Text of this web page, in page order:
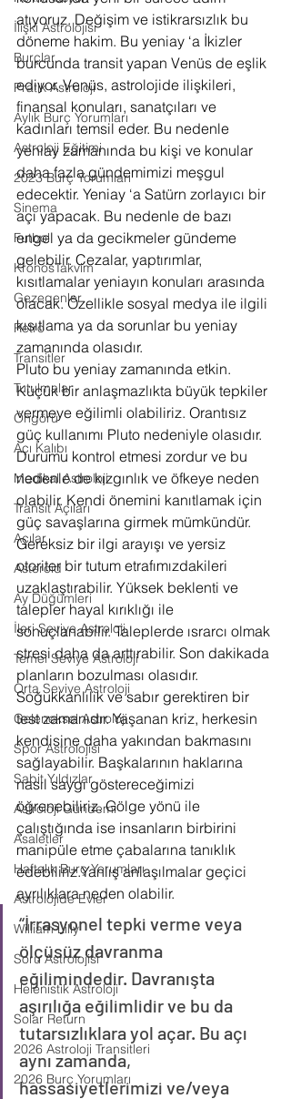
İlişki Astrolojisi
Burçlar
Pratik Astroloji
Aylık Burç Yorumları
Astroloji Eğitimi
2023 Burç Yorumları
Sinema
Futbol
KronosTakvim
Gezegenler
Retro
Transitler
Tutulmalar
Öngörü
Açı Kalıbı
Medikal Astroloji
Transit Açıları
Açılar
Asteroid
Ay Düğümleri
İleri Seviye Astroloji
Temel Seviye Astroloji
Orta Seviye Astroloji
Geleneksel Astroloji
Spor Astrolojisi
Sabit Yıldızlar
Astroloji Gündemi
Asaletler
Haftalık Burç Yorumları
Astrolojide Evler
William Lilly
Soru Astrolojisi
Helenistik Astroloji
Solar Return
2026 Astroloji Transitleri
2026 Burç Yorumları
atıyoruz. Değişim ve istikrarsızlık bu
döneme hakim. Bu yeniay ‘a İkizler
burcunda transit yapan Venüs de eşlik
ediyor. Venüs, astrolojide ilişkileri,
finansal konuları, sanatçıları ve
kadınları temsil eder. Bu nedenle
yeniay zamanında bu kişi ve konular
daha fazla gündemimizi meşgul
edecektir. Yeniay ‘a Satürn zorlayıcı bir
açı yapacak. Bu nedenle de bazı
engel ya da gecikmeler gündeme
gelebilir. Cezalar, yaptırımlar,
kısıtlamalar yeniayın konuları arasında
olacak. Özellikle sosyal medya ile ilgili
kısıtlama ya da sorunlar bu yeniay
zamanında olasıdır.
Pluto bu yeniay zamanında etkin.
Küçük bir anlaşmazlıkta büyük tepkiler
vermeye eğilimli olabiliriz. Orantısız
güç kullanımı Pluto nedeniyle olasıdır.
Durumu kontrol etmesi zordur ve bu
nedenle de kızgınlık ve öfkeye neden
olabilir. Kendi önemini kanıtlamak için
güç savaşlarına girmek mümkündür.
Gereksiz bir ilgi arayışı ve yersiz
otoriter bir tutum etrafımızdakileri
uzaklaştırabilir. Yüksek beklenti ve
talepler hayal kırıklığı ile
sonuçlanabilir. Taleplerde ısrarcı olmak
stresi daha da arttırabilir. Son dakikada
planların bozulması olasıdır.
Soğukkanlılık ve sabır gerektiren bir
test zamanıdır. Yaşanan kriz, herkesin
kendisine daha yakından bakmasını
sağlayabilir. Başkalarının haklarına
nasıl saygı göstereceğimizi
öğrenebiliriz. Gölge yönü ile
çalıştığında ise insanların birbirini
manipüle etme çabalarına tanıklık
edebiliriz.Yanlış anlaşılmalar geçici
ayrılıklara neden olabilir.
“İrrasyonel tepki verme veya
ölçüsüz davranma
eğilimindedir. Davranışta
aşırılığa eğilimlidir ve bu da
tutarsızlıklara yol açar. Bu açı
aynı zamanda,
hassasiyetlerimizi ve/veya